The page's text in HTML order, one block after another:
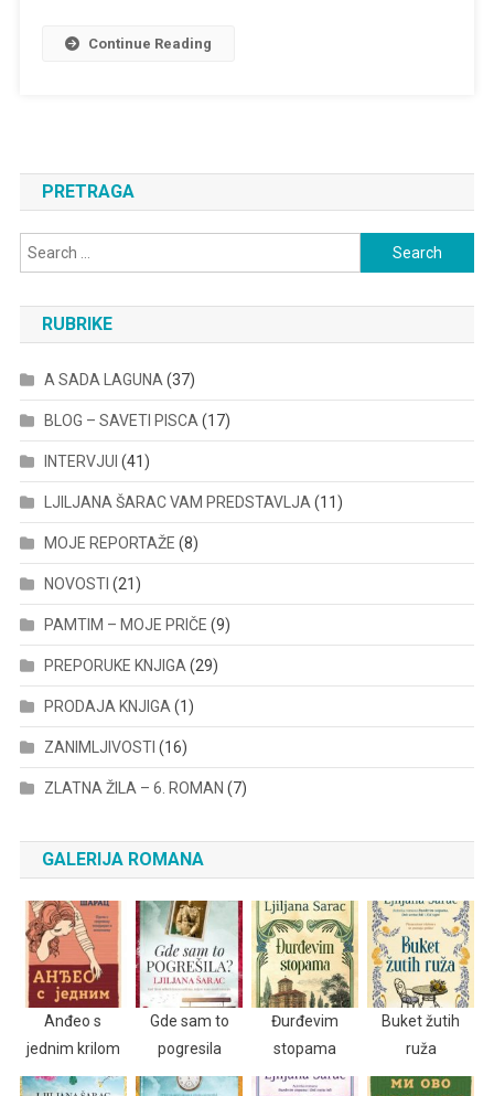
Continue Reading
PRETRAGA
Search
for:
RUBRIKE
A SADA LAGUNA (37)
BLOG – SAVETI PISCA (17)
INTERVJUI (41)
LJILJANA ŠARAC VAM PREDSTAVLJA (11)
MOJE REPORTAŽE (8)
NOVOSTI (21)
PAMTIM – MOJE PRIČE (9)
PREPORUKE KNJIGA (29)
PRODAJA KNJIGA (1)
ZANIMLJIVOSTI (16)
ZLATNA ŽILA – 6. ROMAN (7)
GALERIJA ROMANA
Anđeo s
jednim krilom
Gde sam to
pogresila
Đurđevim
stopama
Buket žutih
ruža